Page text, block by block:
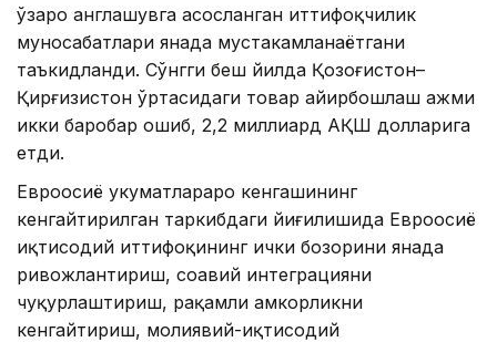
ўзаро англашувга асосланган иттифоқчилик
муносабатлари янада мустаҳкамланаётгани
таъкидланди. Сўнгги беш йилда Қозоғистон–
Қирғизистон ўртасидаги товар айирбошлаш ҳажми
икки баробар ошиб, 2,2 миллиард АҚШ долларига
етди.
Евроосиё ҳукуматлараро кенгашининг
кенгайтирилган таркибдаги йиғилишида Евроосиё
иқтисодий иттифоқининг ички бозорини янада
ривожлантириш, соҳавий интеграцияни
чуқурлаштириш, рақамли ҳамкорликни
кенгайтириш, молиявий-иқтисодий